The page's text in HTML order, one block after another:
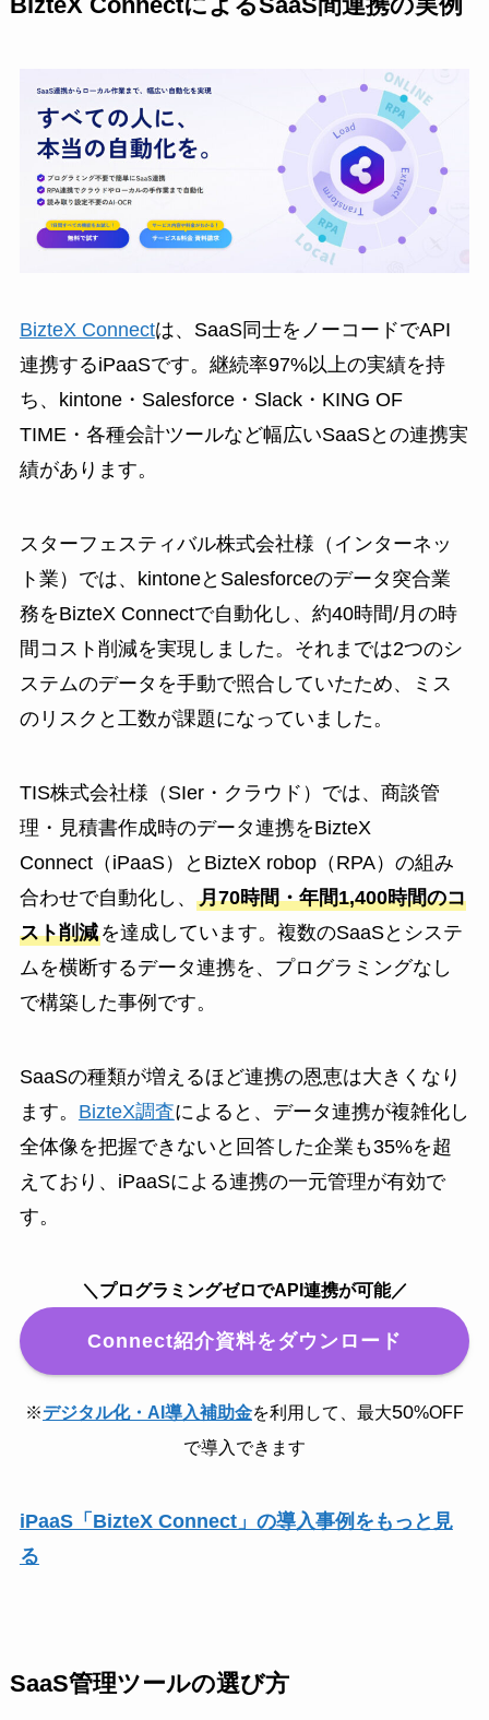
BizteX ConnectによるSaaS間連携の実例
BizteX Connectは、SaaS同士をノーコードでAPI
連携するiPaaSです。継続率97%以上の実績を持
ち、kintone・Salesforce・Slack・KING OF
TIME・各種会計ツールなど幅広いSaaSとの連携実
績があります。
スターフェスティバル株式会社様（インターネッ
ト業）では、kintoneとSalesforceのデータ突合業
務をBizteX Connectで自動化し、約40時間/月の時
間コスト削減を実現しました。それまでは2つのシ
ステムのデータを手動で照合していたため、ミス
のリスクと工数が課題になっていました。
TIS株式会社様（SIer・クラウド）では、商談管
理・見積書作成時のデータ連携をBizteX
Connect（iPaaS）とBizteX robop（RPA）の組み
合わせで自動化し、 月70時間・年間1,400時間のコ
スト削減を達成しています。複数のSaaSとシステ
ムを横断するデータ連携を、プログラミングなし
で構築した事例です。
SaaSの種類が増えるほど連携の恩恵は大きくなり
ます。 BizteX調査によると、データ連携が複雑化し
全体像を把握できないと回答した企業も35%を超
えており、iPaaSによる連携の一元管理が有効で
す。
＼プログラミングゼロでAPI連携が可能／
Connect紹介資料をダウンロード
※デジタル化・AI導入補助金を利用して、最大50%OFF
で導入できます
iPaaS「BizteX Connect」の導入事例をもっと見
る
SaaS管理ツールの選び方